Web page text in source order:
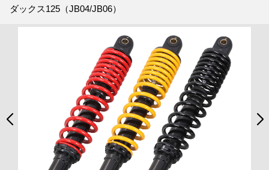
ダックス125（JB04/JB06）